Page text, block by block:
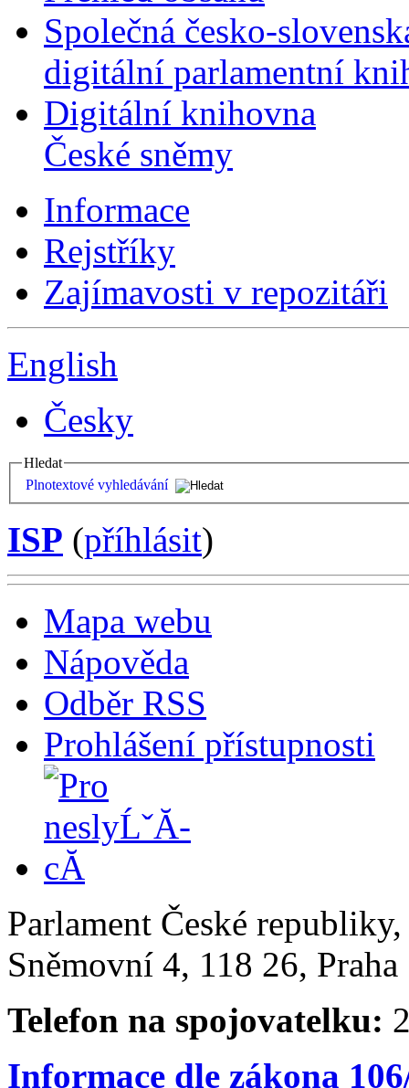
Společná česko-
digitální parlamentní
Digitální knihovna
České sněmy
Informace
Rejstříky
Zajímavosti v repozitáři
English
Česky
Hledat
Plnotextové vyhledávání
ISP (příhlásit)
Mapa webu
Nápověda
Odběr RSS
Prohlášení přístupnosti
Parlament České
Sněmovní 4, 118 26,
Telefon na spojovatelku:
Informace dle zákona